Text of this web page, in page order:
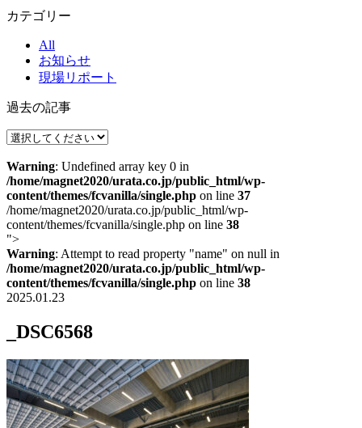
カテゴリー
All
お知らせ
現場リポート
過去の記事
Warning: Undefined array key 0 in
/home/magnet2020/urata.co.jp/public_html/wp-
content/themes/fcvanilla/single.php on line 37
/home/magnet2020/urata.co.jp/public_html/wp-
content/themes/fcvanilla/single.php on line 38
">
Warning: Attempt to read property "name" on null in
/home/magnet2020/urata.co.jp/public_html/wp-
content/themes/fcvanilla/single.php on line 38
2025.01.23
_DSC6568